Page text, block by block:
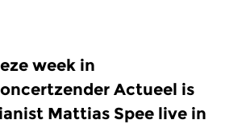
week in
Actueel is
Mattias Spee live in